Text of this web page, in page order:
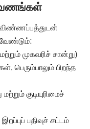
முகவரிச் சான்று)
பெரும்பாலும் பிறந்த
குடியுரிமைச்
பதிவுச் சட்டம்